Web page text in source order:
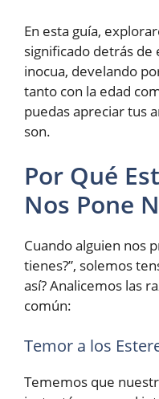
En esta guía,
significado detrás
inocua, develando
tanto con la edad
puedas apreciar tus
son.
Por Qué
Nos Pone
Cuando alguien nos
tienes?”, solemos
así? Analicemos las
común:
Temor a los
Tememos que